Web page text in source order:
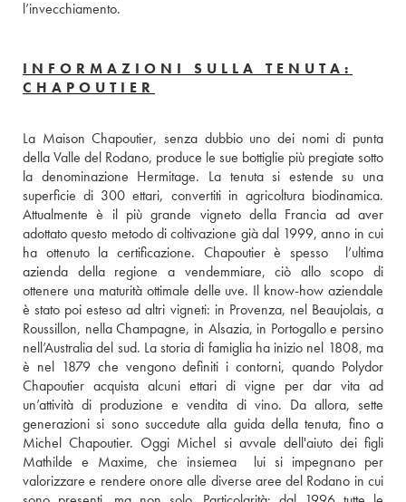
INFORMAZIONI SULLA TENUTA:
CHAPOUTIER
La Maison Chapoutier, senza dubbio uno dei nomi di punta
della Valle del Rodano, produce le sue bottiglie più pregiate sotto
la denominazione Hermitage. La tenuta si estende su una
superficie di 300 ettari, convertiti in agricoltura biodinamica.
Attualmente è il più grande vigneto della Francia ad aver
adottato questo metodo di coltivazione già dal 1999, anno in cui
ha ottenuto la certificazione. Chapoutier è spesso  l’ultima
azienda della regione a vendemmiare, ciò allo scopo di
ottenere una maturità ottimale delle uve. Il know-how aziendale
è stato poi esteso ad altri vigneti: in Provenza, nel Beaujolais, a
Roussillon, nella Champagne, in Alsazia, in Portogallo e persino
nell’Australia del sud. La storia di famiglia ha inizio nel 1808, ma
è nel 1879 che vengono definiti i contorni, quando Polydor
Chapoutier acquista alcuni ettari di vigne per dar vita ad
un’attività di produzione e vendita di vino. Da allora, sette
generazioni si sono succedute alla guida della tenuta, fino a
Michel Chapoutier. Oggi Michel si avvale dell'aiuto dei figli
Mathilde e Maxime, che insiemea  lui si impegnano per
valorizzare e rendere onore alle diverse aree del Rodano in cui